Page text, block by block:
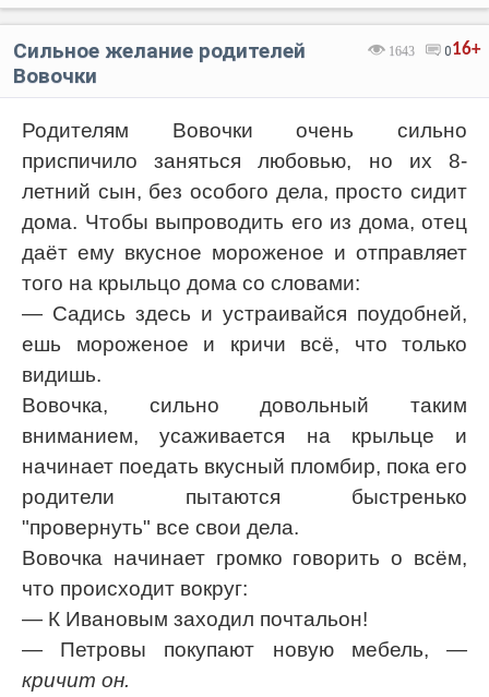
16+
1643 0
Сильное желание родителей
Вовочки
Родителям Вовочки очень сильно
приспичило заняться любовью, но их 8-
летний сын, без особого дела, просто сидит
дома. Чтобы выпроводить его из дома, отец
даёт ему вкусное мороженое и отправляет
того на крыльцо дома со словами:
— Садись здесь и устраивайся поудобней,
ешь мороженое и кричи всё, что только
видишь.
Вовочка, сильно довольный таким
вниманием, усаживается на крыльце и
начинает поедать вкусный пломбир, пока его
родители пытаются быстренько
"провернуть" все свои дела.
Вовочка начинает громко говорить о всём,
что происходит вокруг:
— К Ивановым заходил почтальон!
— Петровы покупают новую мебель, —
кричит он.